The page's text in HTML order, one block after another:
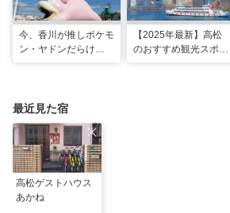
今、香川が推しポケモ
ン・ヤドンだらけ
【2025年最新】高松
のおすすめ観光スポッ
最近見た宿
高松ゲストハウス
あかね